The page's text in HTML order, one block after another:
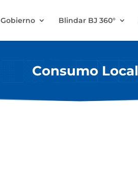
Gobierno Blindar BJ 360°
Consumo Local